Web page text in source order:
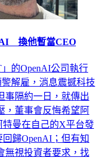
換他暫當CEO
的OpenAI公司執行
警解雇，消息震撼科技
事隔約一日，就傳出
，董事會反悔希望阿
曼在自己的X平台發
歸OpenAI；但有知
無視投資者要求，找